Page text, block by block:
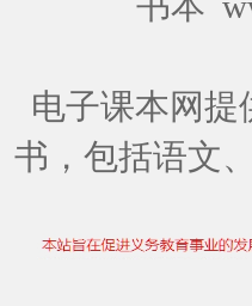
电子课本网提
书，包括语文